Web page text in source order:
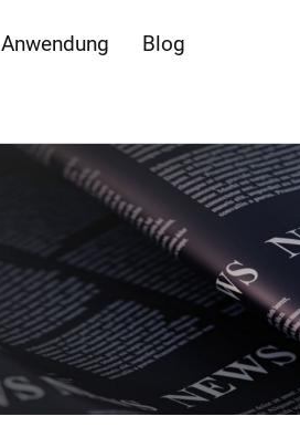
Anwendung Blog